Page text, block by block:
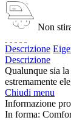
Non
Descrizione
Descrizione
Qualunque sia
estremamente
Chiudi menu
Informazione
In forma: